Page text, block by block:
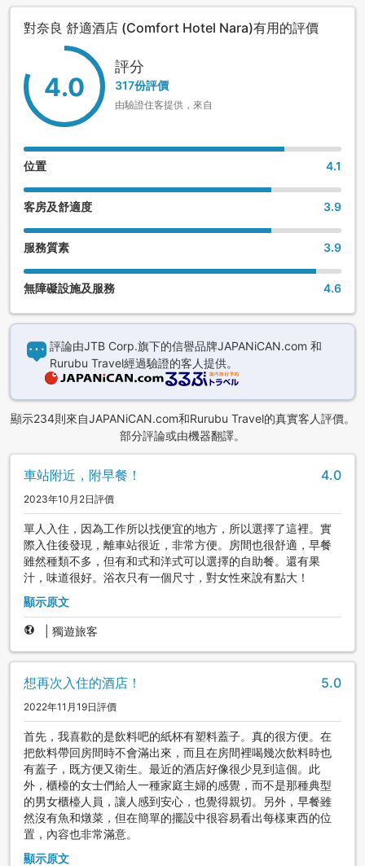
對奈良 舒適酒店 (Comfort Hotel Nara)有用的評價
4.0
評分
317份評價
由驗證住客提供，來自
位置 4.1
客房及舒適度 3.9
服務質素 3.9
無障礙設施及服務 4.6
評論由JTB Corp.旗下的信譽品牌JAPANiCAN.com 和
Rurubu Travel經過驗證的客人提供。
顯示234則來自JAPANiCAN.com和Rurubu Travel的真實客人評價。
部分評論或由機器翻譯。
車站附近，附早餐！ 4.0
2023年10月2日評價
單人入住，因為工作所以找便宜的地方，所以選擇了這裡。實
際入住後發現，離車站很近，非常方便。房間也很舒適，早餐
雖然種類不多，但有和式和洋式可以選擇的自助餐。還有果
汁，味道很好。浴衣只有一個尺寸，對女性來說有點大！
顯示原文
獨遊旅客
想再次入住的酒店！ 5.0
2022年11月19日評價
首先，我喜歡的是飲料吧的紙杯有塑料蓋子。真的很方便。在
把飲料帶回房間時不會滿出來，而且在房間裡喝幾次飲料時也
有蓋子，既方便又衛生。最近的酒店好像很少見到這個。此
外，櫃檯的女士們給人一種家庭主婦的感覺，而不是那種典型
的男女櫃檯人員，讓人感到安心，也覺得親切。另外，早餐雖
然沒有魚和燉菜，但在簡單的擺設中很容易看出每樣東西的位
置，內容也非常滿意。
顯示原文